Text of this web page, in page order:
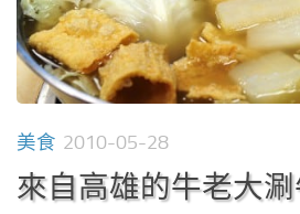
美食 2010-05-28
來自高雄的牛老大